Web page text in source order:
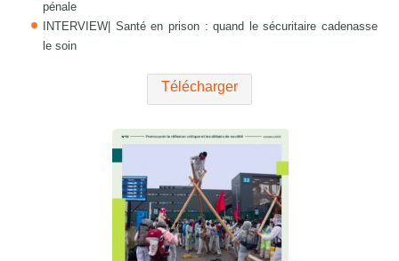
pénale
INTERVIEW| Santé en prison : quand le sécuritaire cadenasse
le soin
Télécharger